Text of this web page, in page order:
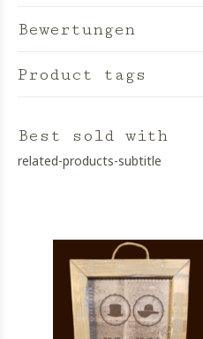
Bewertungen
Product tags
Best sold with
related-products-subtitle